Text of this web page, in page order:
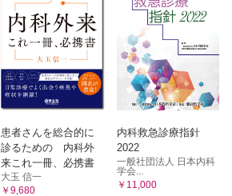
患者さんを総合的に
診るための 内科外
来これ一冊、必携書
大玉 信一
￥9,680
内科救急診療指針
2022
一般社団法人 日本内科
学会...
￥11,000